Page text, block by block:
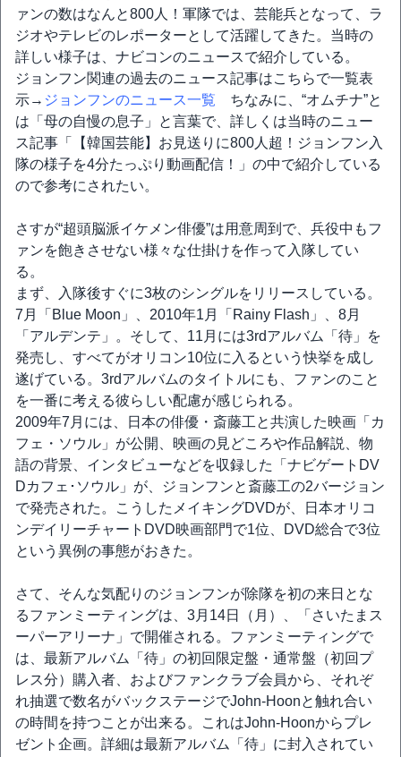
ァンの数はなんと800人！軍隊では、芸能兵となって、ラ
ジオやテレビのレポーターとして活躍してきた。当時の
詳しい様子は、ナビコンのニュースで紹介している。
ジョンフン関連の過去のニュース記事はこちらで一覧表
示→ ジョンフンのニュース一覧 ちなみに、“オムチナ”と
は「母の自慢の息子」と言葉で、詳しくは当時のニュー
ス記事「【韓国芸能】お見送りに800人超！ジョンフン入
隊の様子を4分たっぷり動画配信！」の中で紹介している
ので参考にされたい。
さすが“超頭脳派イケメン俳優”は用意周到で、兵役中もフ
ァンを飽きさせない様々な仕掛けを作って入隊してい
る。
まず、入隊後すぐに3枚のシングルをリリースしている。
7月「Blue Moon」、2010年1月「Rainy Flash」、8月
「アルデンテ」。そして、11月には3rdアルバム「待」を
発売し、すべてがオリコン10位に入るという快挙を成し
遂げている。3rdアルバムのタイトルにも、ファンのこと
を一番に考える彼らしい配慮が感じられる。
2009年7月には、日本の俳優・斎藤工と共演した映画「カ
フェ・ソウル」が公開、映画の見どころや作品解説、物
語の背景、インタビューなどを収録した「ナビゲートDV
Dカフェ･ソウル」が、ジョンフンと斎藤工の2バージョン
で発売された。こうしたメイキングDVDが、日本オリコ
ンデイリーチャートDVD映画部門で1位、DVD総合で3位
という異例の事態がおきた。
さて、そんな気配りのジョンフンが除隊を初の来日とな
るファンミーティングは、3月14日（月）、「さいたまス
ーパーアリーナ」で開催される。ファンミーティングで
は、最新アルバム「待」の初回限定盤・通常盤（初回プ
レス分­）購入者、およびファンクラブ会員から、それぞ
れ抽選で数名がバックステージでJohn-Hoonと­触れ合い
の時間を持つことが出来る。これはJohn-Hoonからプレ
ゼント企画。詳細は最新アルバム「待」に封入されてい